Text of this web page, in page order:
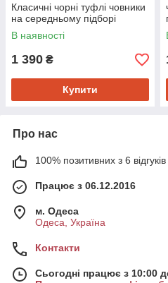
Класичні чорні туфлі човники
на середньому підборі
В наявності
1 390 ₴
Купити
Про нас
100% позитивних з 6 відгуків
Працює з 06.12.2016
м. Одеса
Одеса, Україна
Контакти
Сьогодні працює з 10:00